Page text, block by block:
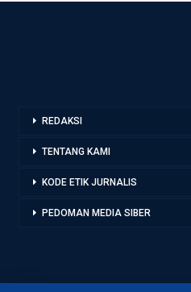
REDAKSI
TENTANG KAMI
KODE ETIK JURNALIS
PEDOMAN MEDIA SIBER